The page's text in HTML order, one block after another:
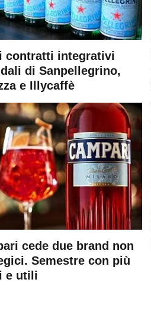
contratti integrativi
di Sanpellegrino,
e Illycaffè
cede due brand non
Semestre con più
e utili